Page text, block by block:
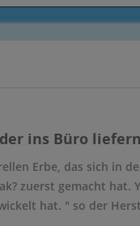
ins Büro
Erbe, das sich in
zuerst gemacht hat.
hat. " so der